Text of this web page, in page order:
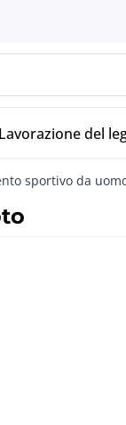
Lavorazione del
sportivo da